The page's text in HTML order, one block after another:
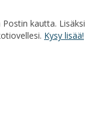
kautta. Lisäksi
Kysy lisää!